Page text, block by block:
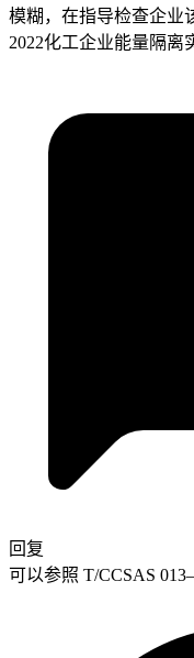
模糊，在指导检查企业
2022化工企业能量隔离
回复
可以参照 T/CCSAS